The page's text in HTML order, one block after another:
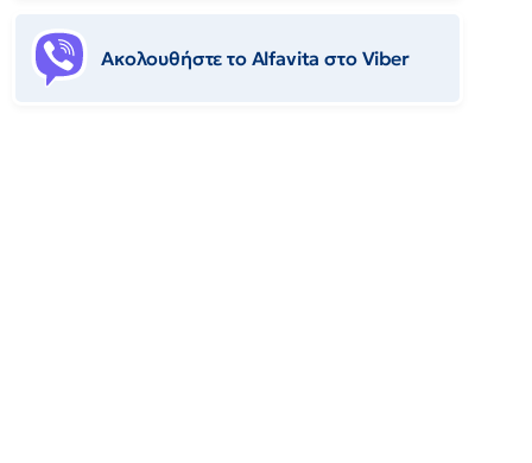
Ακολουθήστε το Αlfavita στο Viber